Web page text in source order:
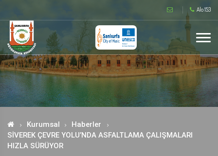
Alo 153
Kurumsal
Haberler
SİVEREK ÇEVRE YOLU’NDA ASFALTLAMA ÇALIŞMALARI
HIZLA SÜRÜYOR